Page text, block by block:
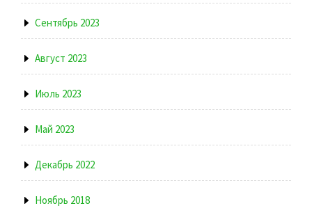
Сентябрь 2023
Август 2023
Июль 2023
Май 2023
Декабрь 2022
Ноябрь 2018